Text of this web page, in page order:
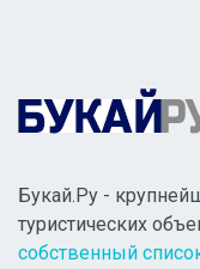
Букай.Ру -
туристических
собственный